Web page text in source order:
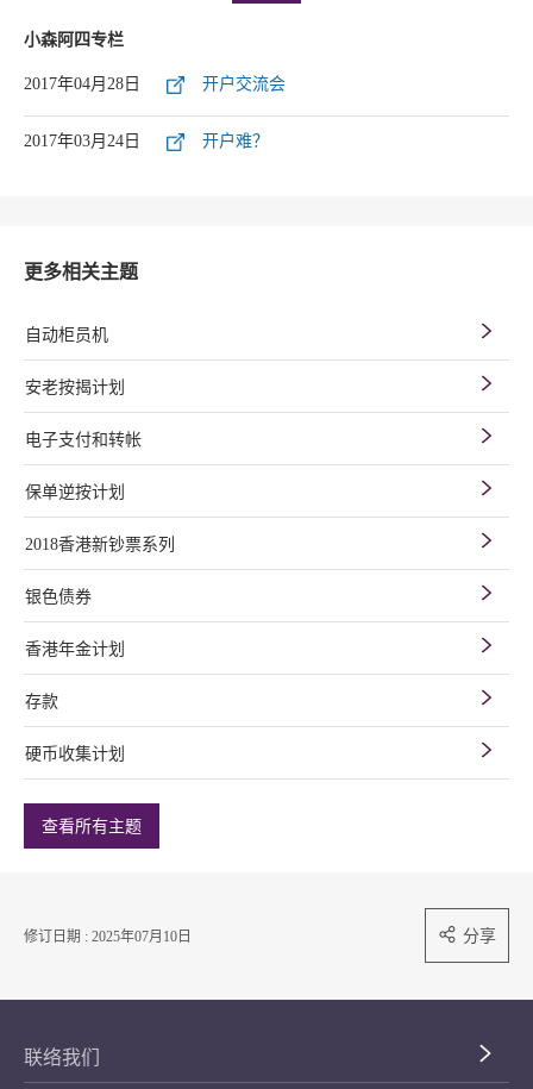
小森阿四专栏
2017年04月28日 开户交流会
2017年03月24日 开户难？
更多相关主题
自动柜员机
安老按揭计划
电子支付和转帐
保单逆按计划
2018香港新钞票系列
银色债券
香港年金计划
存款
硬币收集计划
查看所有主题
修订日期 : 2025年07月10日 分享
联络我们